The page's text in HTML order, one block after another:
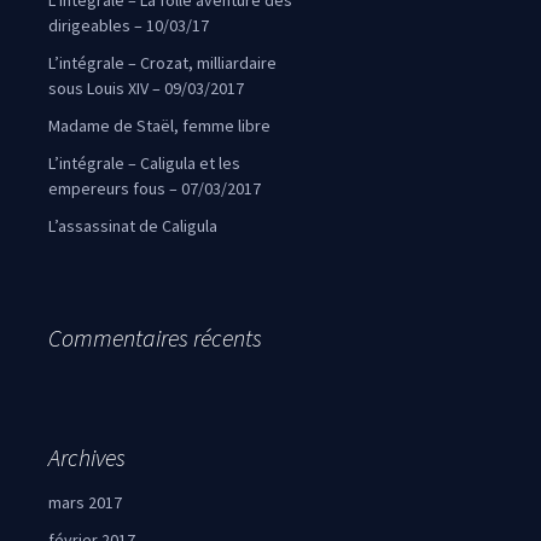
dirigeables – 10/03/17
L’intégrale – Crozat, milliardaire
sous Louis XIV – 09/03/2017
Madame de Staël, femme libre
L’intégrale – Caligula et les
empereurs fous – 07/03/2017
L’assassinat de Caligula
Commentaires récents
Archives
mars 2017